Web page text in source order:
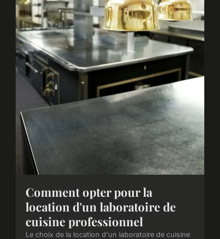
Comment opter pour la
location d'un laboratoire de
cuisine professionnel
Le choix de la location d'un laboratoire de cuisine